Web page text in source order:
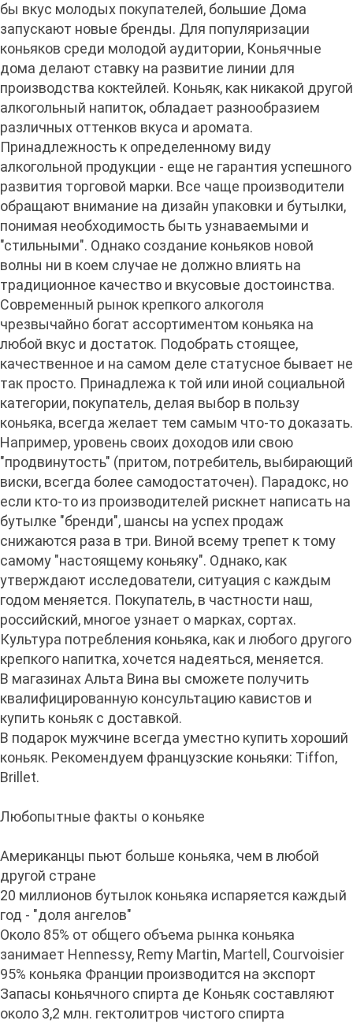
бы вкус молодых покупателей, большие Дома
запускают новые бренды. Для популяризации
коньяков среди молодой аудитории, Коньячные
дома делают ставку на развитие линии для
производства коктейлей. Коньяк, как никакой другой
алкогольный напиток, обладает разнообразием
различных оттенков вкуса и аромата.
Принадлежность к определенному виду
алкогольной продукции - еще не гарантия успешного
развития торговой марки. Все чаще производители
обращают внимание на дизайн упаковки и бутылки,
понимая необходимость быть узнаваемыми и
"стильными". Однако создание коньяков новой
волны ни в коем случае не должно влиять на
традиционное качество и вкусовые достоинства.
Современный рынок крепкого алкоголя
чрезвычайно богат ассортиментом коньяка на
любой вкус и достаток. Подобрать стоящее,
качественное и на самом деле статусное бывает не
так просто. Принадлежа к той или иной социальной
категории, покупатель, делая выбор в пользу
коньяка, всегда желает тем самым что-то доказать.
Например, уровень своих доходов или свою
"продвинутость" (притом, потребитель, выбирающий
виски, всегда более самодостаточен). Парадокс, но
если кто-то из производителей рискнет написать на
бутылке "бренди", шансы на успех продаж
снижаются раза в три. Виной всему трепет к тому
самому "настоящему коньяку". Однако, как
утверждают исследователи, ситуация с каждым
годом меняется. Покупатель, в частности наш,
российский, многое узнает о марках, сортах.
Культура потребления коньяка, как и любого другого
крепкого напитка, хочется надеяться, меняется.
В магазинах Альта Вина вы сможете получить
квалифицированную консультацию кавистов и
купить коньяк с доставкой.
В подарок мужчине всегда уместно купить хороший
коньяк. Рекомендуем французские коньяки: Tiffon,
Brillet.
Любопытные факты о коньяке
Американцы пьют больше коньяка, чем в любой
другой стране
20 миллионов бутылок коньяка испаряется каждый
год - "доля ангелов"
Около 85% от общего объема рынка коньяка
занимает Hennessy, Remy Martin, Martell, Courvoisier
95% коньяка Франции производится на экспорт
Запасы коньячного спирта де Коньяк составляют
около 3,2 млн. гектолитров чистого спирта